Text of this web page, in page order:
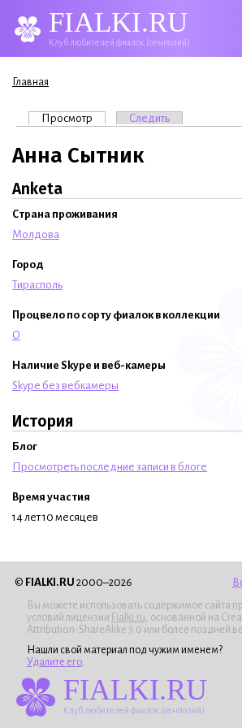
FIALKI.RU
Клуб любителей фиалок (сенполий)
Вы здесь
Главная
Главные вкладки
Просмотр (активная вкладка)
Следить
Анна Сытник
Anketa
Страна проживания
Молдова
Город
Тирасполь
Процвело по сорту фиалок в коллекции
O
Наличие Skype и веб-камеры
Skype без вебкамеры
История
Блог
Просмотреть последние записи в блоге
Время участия
14 лет 10 месяцев
© FIALKI.RU 2000–2026
Вы можете использовать содержимое сайта
условий лицензии Fialki.ru , основанной на
Attribution-ShareAlike 3.0 или более поздней
Нашли свой материал под чужим именем?
Удалите его
FIALKI.RU
Клуб любителей фиалок (сенполий)